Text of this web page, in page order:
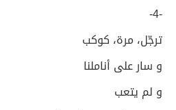
-4-
ترجّل، مرة، كوكب
و سار على أناملنا
و لم يتعب